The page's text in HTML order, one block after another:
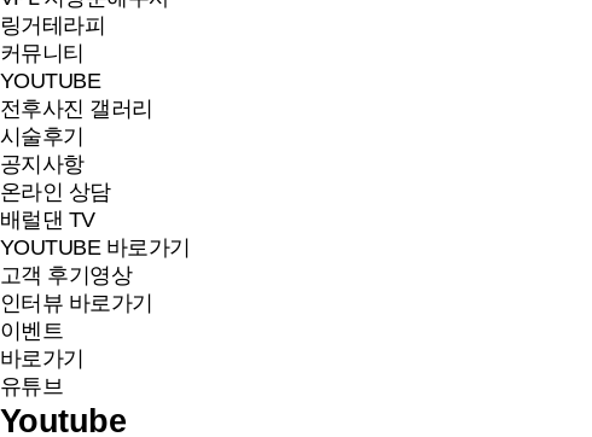
링거테라피
커뮤니티
YOUTUBE
전후사진 갤러리
시술후기
공지사항
온라인 상담
배럴댄 TV
YOUTUBE 바로가기
고객 후기영상
인터뷰 바로가기
이벤트
바로가기
유튜브
Youtube